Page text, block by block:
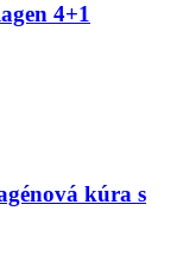
4+1
kúra s